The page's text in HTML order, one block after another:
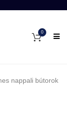
0
nappali bútorok